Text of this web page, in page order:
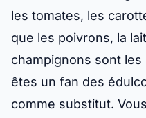
les tomates, les
que les poivrons, la
champignons sont
êtes un fan des
comme substitut.